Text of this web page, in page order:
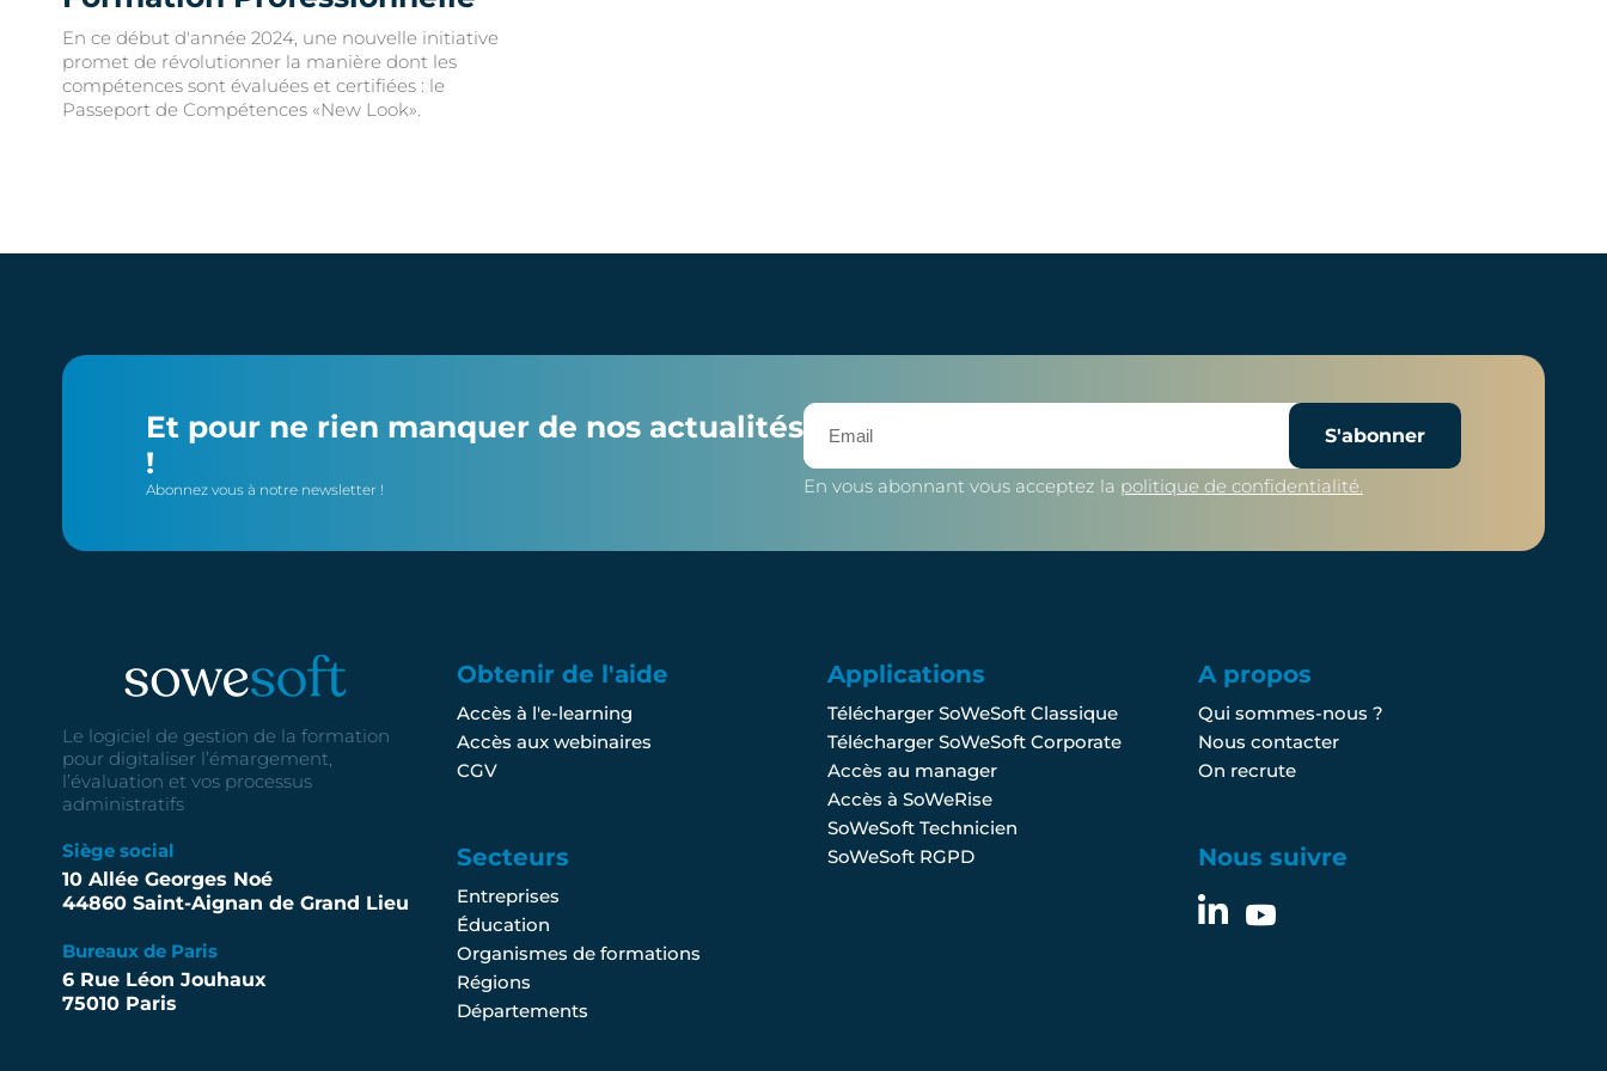
En ce début d'année 2024, une nouvelle initiative
promet de révolutionner la manière dont les
compétences sont évaluées et certifiées : le
Passeport de Compétences «New Look».
Et pour ne rien manquer de nos actualités
!
Abonnez vous à notre newsletter !
S'abonner
En vous abonnant vous acceptez la politique de confidentialité.
Le logiciel de gestion de la formation
pour digitaliser l’émargement,
l’évaluation et vos processus
administratifs
Siège social
10 Allée Georges Noé
44860 Saint-Aignan de Grand Lieu
Bureaux de Paris
6 Rue Léon Jouhaux
75010 Paris
Obtenir de l'aide
Accès à l'e-learning
Accès aux webinaires
CGV
Secteurs
Entreprises
Éducation
Organismes de formations
Régions
Départements
Applications
Télécharger SoWeSoft Classique
Télécharger SoWeSoft Corporate
Accès au manager
Accès à SoWeRise
SoWeSoft Technicien
SoWeSoft RGPD
A propos
Qui sommes-nous ?
Nous contacter
On recrute
Nous suivre